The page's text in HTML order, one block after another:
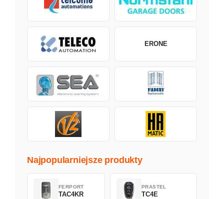
ERONE
Najpopularniejsze produkty
FERPORT
TAC4KR
PRASTEL
TC4E